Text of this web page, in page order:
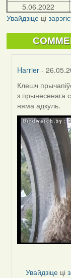
5.06.2022
Увайдзіцеці
Harrier -
In
reply
to
by
Lighty
Клешч
з прынесенага
няма адкуль.
Увайдзіце ці